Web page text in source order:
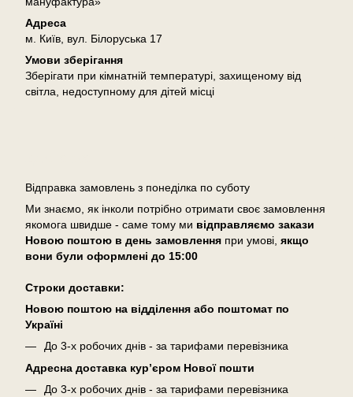
Адреса
м. Київ, вул. Білоруська 17
Умови зберігання
Зберігати при кімнатній температурі, захищеному від
світла, недоступному для дітей місці
Відправка замовлень з понеділка по суботу
Ми знаємо, як інколи потрібно отримати своє замовлення
якомога швидше - саме тому ми відправляємо закази
Новою поштою в день замовлення при умові, якщо
вони були оформлені до 15:00
Cтроки доставки:
Новою поштою на відділення або поштомат по
Україні
До 3-х робочих днів - за тарифами перевізника
Адресна доставка кур’єром Нової пошти
До 3-х робочих днів - за тарифами перевізника